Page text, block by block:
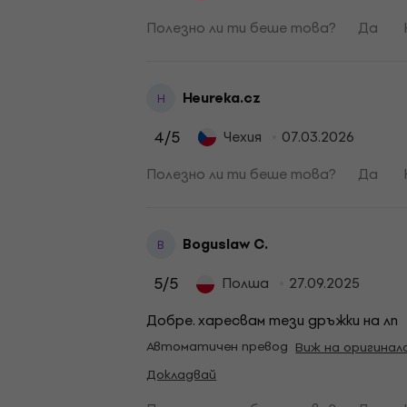
Полезно ли ти беше това?
Да
H Heureka.cz
4/5 Чехия
07.03.2026
Полезно ли ти беше това?
Да
B Boguslaw C.
5/5 Полша
27.09.2025
Добре. харесвам тези дръжки на лп
Автоматичен превод Виж на
Докладвай